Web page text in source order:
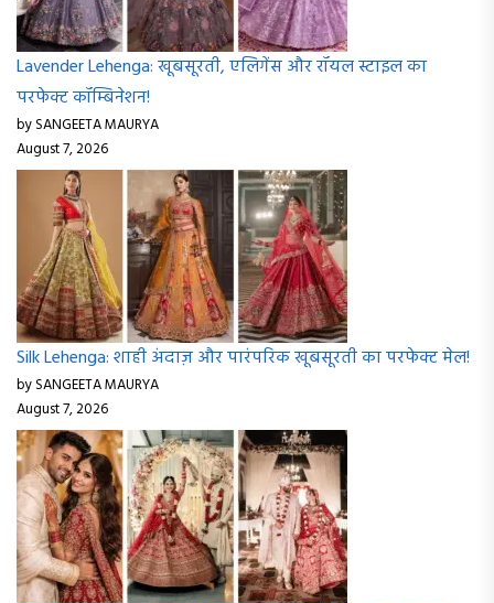
Lavender Lehenga: खूबसूरती, एलिगेंस और रॉयल स्टाइल का
परफेक्ट कॉम्बिनेशन!
by SANGEETA MAURYA
August 7, 2026
Silk Lehenga: शाही अंदाज़ और पारंपरिक खूबसूरती का परफेक्ट मेल!
by SANGEETA MAURYA
August 7, 2026